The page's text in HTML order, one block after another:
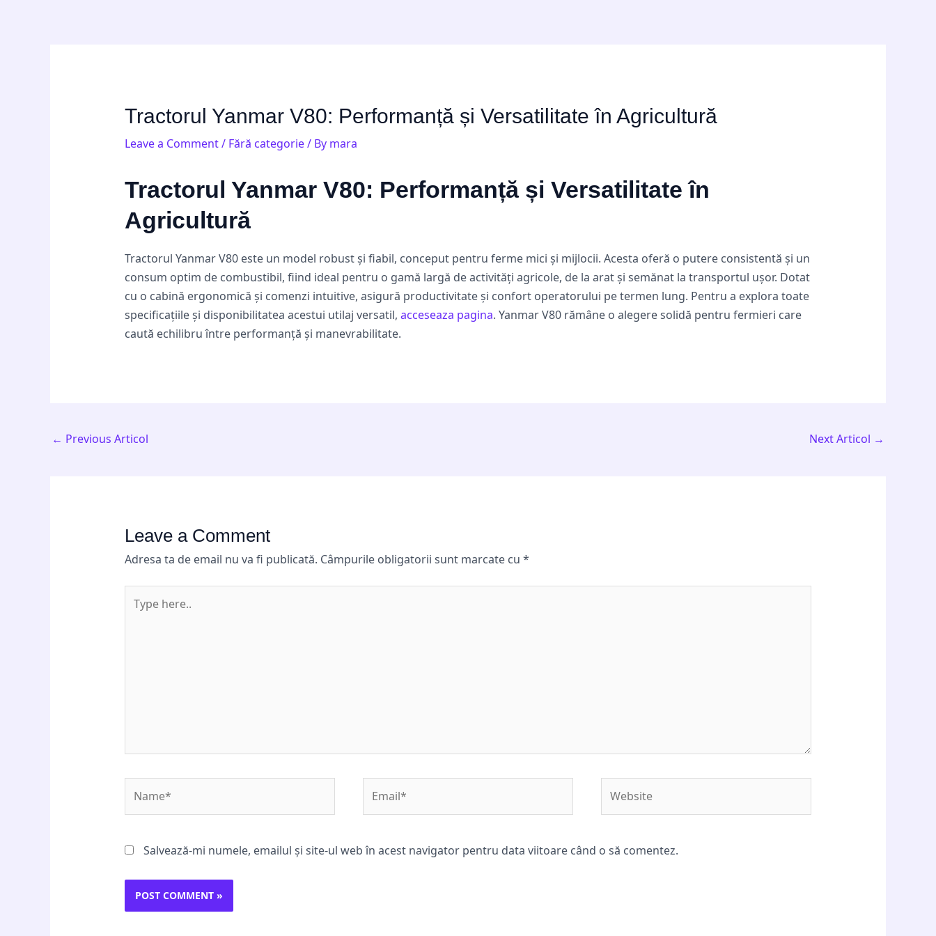
Tractorul Yanmar V80: Performanță și Versatilitate în Agricultură
Leave a Comment/ Fără categorie/ By mara
Tractorul Yanmar V80: Performanță și Versatilitate în
Agricultură
Tractorul Yanmar V80 este un model robust și fiabil, conceput pentru ferme mici și mijlocii. Acesta oferă o putere consistentă și un
consum optim de combustibil, fiind ideal pentru o gamă largă de activități agricole, de la arat și semănat la transportul ușor. Dotat
cu o cabină ergonomică și comenzi intuitive, asigură productivitate și confort operatorului pe termen lung. Pentru a explora toate
specificațiile și disponibilitatea acestui utilaj versatil, acceseaza pagina. Yanmar V80 rămâne o alegere solidă pentru fermieri care
caută echilibru între performanță și manevrabilitate.
← Previous Articol Next Articol →
Leave a Comment
Adresa ta de email nu va fi publicată. Câmpurile obligatorii sunt marcate cu *
here..
Salvează-mi numele, emailul și site-ul web în acest navigator pentru data viitoare când o să comentez.